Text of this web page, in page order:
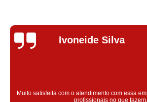
Silvana Alves
Super satisfeita com o serviço prestado,
colaoradores educado e transparente,